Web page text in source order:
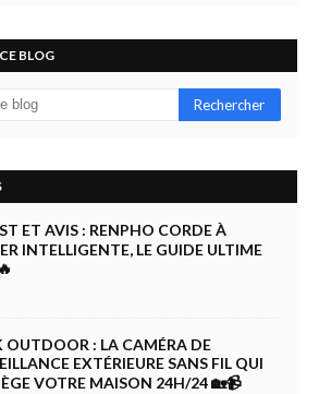
BLOG
ET AVIS : RENPHO CORDE À
INTELLIGENTE, LE GUIDE ULTIME
OUTDOOR : LA CAMÉRA DE
EXTÉRIEURE SANS FIL QUI
VOTRE MAISON 24H/24 🏡📹